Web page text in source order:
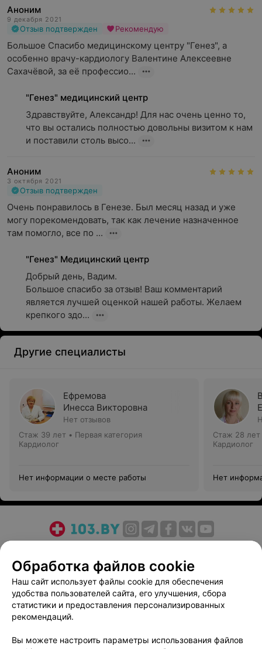
Аноним
9 декабря 2021
Отзыв подтвержден Рекомендую
Большое Спасибо медицинскому центру "Генез", а
особенно врачу-кардиологу Валентине Алексеевне
Сахачёвой, за её профессио...
"Генез" медицинский центр
Здравствуйте, Александр! Для нас очень ценно то,
что вы остались полностью довольны визитом к нам
и поставили столь высо...
Аноним
3 октября 2021
Отзыв подтвержден
Очень понравилось в Генезе. Был месяц назад и уже
могу порекомендовать, так как лечение назначенное
там помогло, все по ...
"Генез" Медицинский центр
Добрый день, Вадим.
Большое спасибо за отзыв! Ваш комментарий
является лучшей оценкой нашей работы. Желаем
крепкого здо...
Другие специалисты
Ефремова
Инесса Викторовна
Нет отзывов
Стаж 39 лет • Первая категория
Кардиолог
Нет информации о месте работы
Стаж 28 лет
Кардиолог
Нет
Медицинский маркетинг
Публичный договор
Пользовательское соглашение
Способы оплаты
Вакансии
Партнеры
Написать руководителю 103.by
Персональные настройки cookie
Обработка файлов cookie
Наш сайт использует файлы cookie для обеспечения
удобства пользователей сайта, его улучшения, сбора
статистики и предоставления персонализированных
рекомендаций.
Вы можете настроить параметры использования файлов